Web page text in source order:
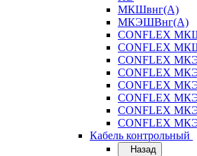
МКШвнг(А)
МКЭШВнг(А)
CONFLEX
CONFLEX
CONFLEX
CONFLEX
CONFLEX
CONFLEX
CONFLEX
CONFLEX
Кабель контрольный
Назад